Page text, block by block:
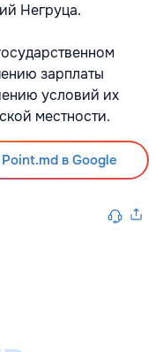
Негруца.
зарплаты
условий их
местности.
в Google